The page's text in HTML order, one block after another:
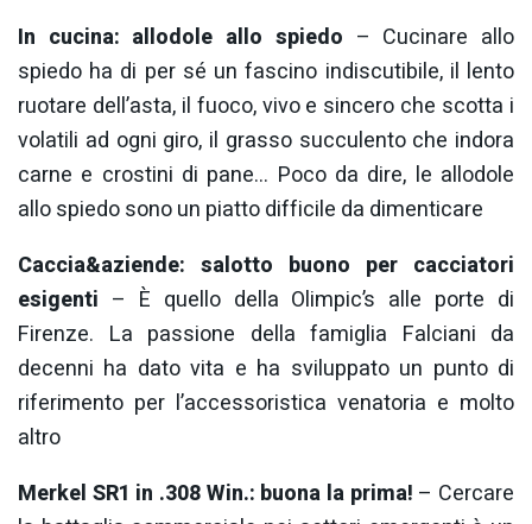
In cucina: allodole allo spiedo – Cucinare allo
spiedo ha di per sé un fascino indiscutibile, il lento
ruotare dell’asta, il fuoco, vivo e sincero che scotta i
volatili ad ogni giro, il grasso succulento che indora
carne e crostini di pane… Poco da dire, le allodole
allo spiedo sono un piatto difficile da dimenticare
Caccia&aziende: salotto buono per cacciatori
esigenti – È quello della Olimpic’s alle porte di
Firenze. La passione della famiglia Falciani da
decenni ha dato vita e ha sviluppato un punto di
riferimento per l’accessoristica venatoria e molto
altro
Merkel SR1 in .308 Win.: buona la prima! – Cercare